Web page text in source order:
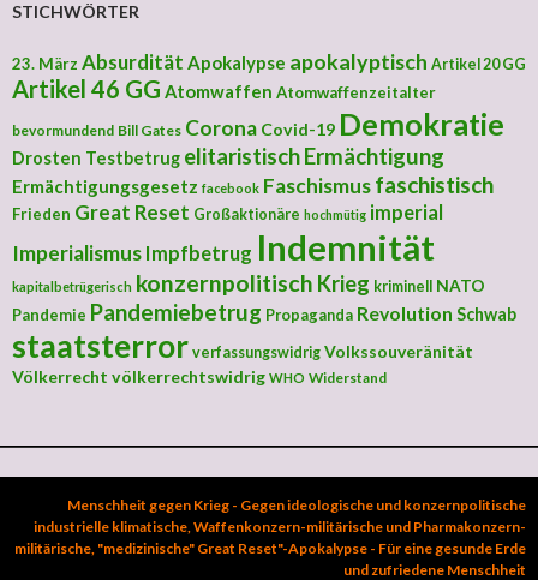
STICHWÖRTER
23. März Absurdität Apokalypse apokalyptisch Artikel 20 GG
Artikel 46 GG Atomwaffen Atomwaffenzeitalter
bevormundend Bill Gates Corona Covid-19 Demokratie
Drosten Testbetrug elitaristischErmächtigung
Ermächtigungsgesetz facebook Faschismusfaschistisch
Frieden Great Reset Großaktionäre hochmütig imperial
Imperialismus Impfbetrug Indemnität
kapitalbetrügerisch konzernpolitisch Krieg kriminell
NATO
Pandemie Pandemiebetrug Propaganda Revolution Schwab
staatsterror verfassungswidrig Volkssouveränität
Völkerrecht völkerrechtswidrig WHO Widerstand
Menschheit gegen Krieg - Gegen ideologische und konzernpolitische
industrielle klimatische, Waffenkonzern-militärische und Pharmakonzern-
militärische, "medizinische" Great Reset"-Apokalypse - Für eine gesunde Erde
und zufriedene Menschheit